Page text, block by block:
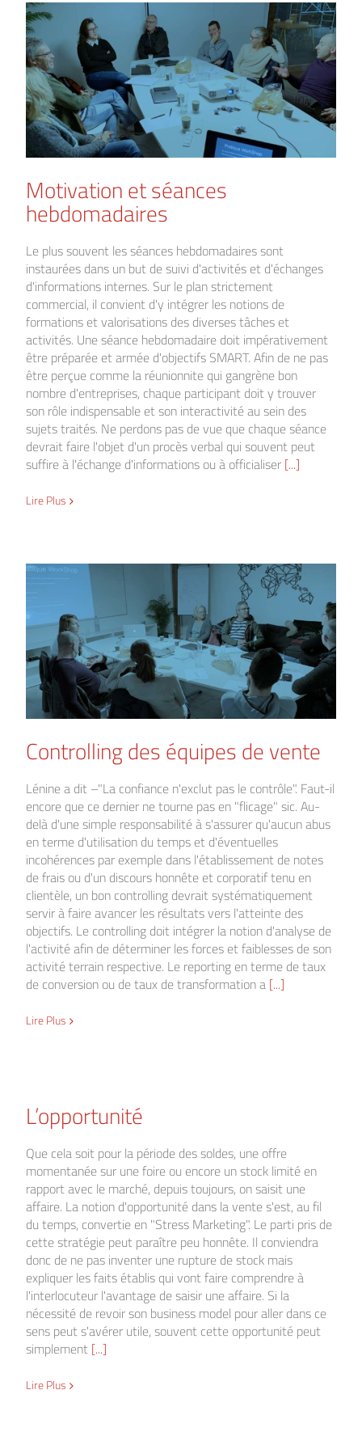
Motivation et séances
hebdomadaires
Le plus souvent les séances hebdomadaires sont
instaurées dans un but de suivi d'activités et d'échanges
d'informations internes. Sur le plan strictement
commercial, il convient d'y intégrer les notions de
formations et valorisations des diverses tâches et
activités. Une séance hebdomadaire doit impérativement
être préparée et armée d'objectifs SMART. Afin de ne pas
être perçue comme la réunionnite qui gangrène bon
nombre d'entreprises, chaque participant doit y trouver
son rôle indispensable et son interactivité au sein des
sujets traités. Ne perdons pas de vue que chaque séance
devrait faire l'objet d'un procès verbal qui souvent peut
suffire à l'échange d'informations ou à officialiser[...]
Lire Plus
Controlling des équipes de vente
Lénine a dit –"La confiance n'exclut pas le contrôle". Faut-il
encore que ce dernier ne tourne pas en "flicage" sic. Au-
delà d'une simple responsabilité à s'assurer qu'aucun abus
en terme d'utilisation du temps et d'éventuelles
incohérences par exemple dans l'établissement de notes
de frais ou d'un discours honnête et corporatif tenu en
clientèle, un bon controlling devrait systématiquement
servir à faire avancer les résultats vers l'atteinte des
objectifs. Le controlling doit intégrer la notion d'analyse de
l'activité afin de déterminer les forces et faiblesses de son
activité terrain respective. Le reporting en terme de taux
de conversion ou de taux de transformation a[...]
Lire Plus
L’opportunité
Que cela soit pour la période des soldes, une offre
momentanée sur une foire ou encore un stock limité en
rapport avec le marché, depuis toujours, on saisit une
affaire. La notion d'opportunité dans la vente s'est, au fil
du temps, convertie en "Stress Marketing". Le parti pris de
cette stratégie peut paraître peu honnête. Il conviendra
donc de ne pas inventer une rupture de stock mais
expliquer les faits établis qui vont faire comprendre à
l'interlocuteur l'avantage de saisir une affaire. Si la
nécessité de revoir son business model pour aller dans ce
sens peut s'avérer utile, souvent cette opportunité peut
simplement[...]
Lire Plus